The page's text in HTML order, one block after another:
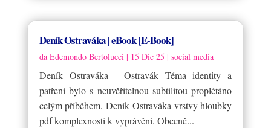
Deník Ostraváka | eBook [E-Book]
da Edemondo Bertolucci| 15 Dic 25 | social media
Deník Ostraváka - Ostravák Téma identity a
patření bylo s neuvěřitelnou subtilitou proplétáno
celým příběhem, Deník Ostraváka vrstvy hloubky
pdf komplexnosti k vyprávění. Obecně...